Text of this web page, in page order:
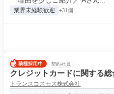
業界未経験歓迎 +31個
契約社員
クレジットカードに関する
トランスコスモス株式会社